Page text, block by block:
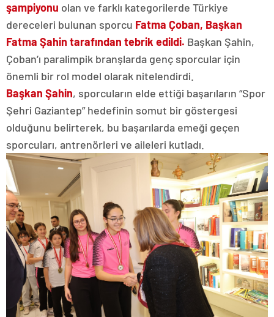
şampiyonu olan ve farklı kategorilerde Türkiye
dereceleri bulunan sporcu Fatma Çoban, Başkan
Fatma Şahin tarafından tebrik edildi. Başkan Şahin,
Çoban’ı paralimpik branşlarda genç sporcular için
önemli bir rol model olarak nitelendirdi.
Başkan Şahin, sporcuların elde ettiği başarıların “Spor
Şehri Gaziantep” hedefinin somut bir göstergesi
olduğunu belirterek, bu başarılarda emeği geçen
sporcuları, antrenörleri ve aileleri kutladı.